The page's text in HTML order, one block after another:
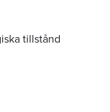
tillstånd